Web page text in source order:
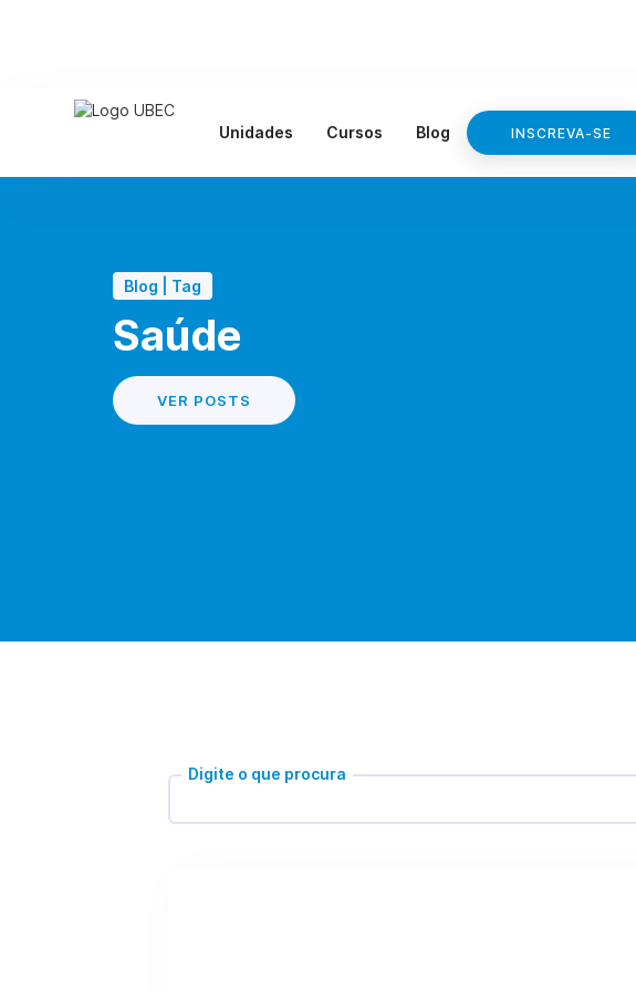
Unidades Cursos Blog INSCREVA-SE
Blog | Tag
Saúde
VER POSTS
Digite o que procura